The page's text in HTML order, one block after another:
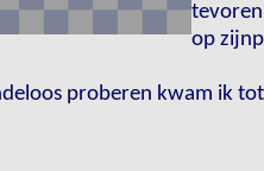
op
proberen kwam ik